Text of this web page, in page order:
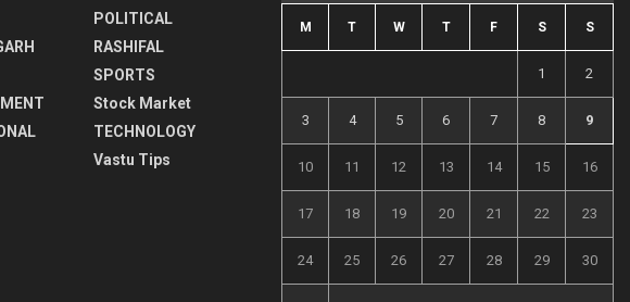
POLITICAL
RASHIFAL
SPORTS
Stock Market
TECHNOLOGY
Vastu Tips
M T W T F S S
1 2
3 4 5 6 7 8 9
10 11 12 13 14 15 16
17 18 19 20 21 22 23
24 25 26 27 28 29 30